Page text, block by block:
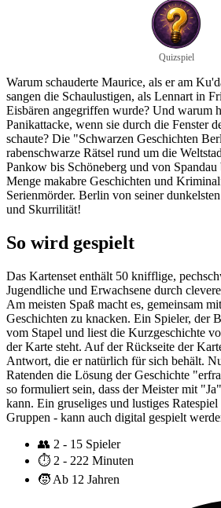
Quizspiel
Warum schauderte Maurice, als er am
sangen die Schaulustigen, als Lennart in
Eisbären angegriffen wurde? Und warum
Panikattacke, wenn sie durch die Fenster
schaute? Die "Schwarzen Geschichten
rabenschwarze Rätsel rund um die
Pankow bis Schöneberg und von
Menge makabre Geschichten und
Serienmörder. Berlin von seiner
und Skurrilität!
So wird gespielt
Das Kartenset enthält 50 knifflige,
Jugendliche und Erwachsene durch
Am meisten Spaß macht es, gemeinsam
Geschichten zu knacken. Ein Spieler, der
vom Stapel und liest die Kurzgeschichte
der Karte steht. Auf der Rückseite der
Antwort, die er natürlich für sich behält.
Ratenden die Lösung der Geschichte
so formuliert sein, dass der Meister mit
kann. Ein gruseliges und lustiges
Gruppen - kann auch digital gespielt
👥 2 - 15 Spieler
⏱️ 2 - 222 Minuten
🧒 Ab 12 Jahren